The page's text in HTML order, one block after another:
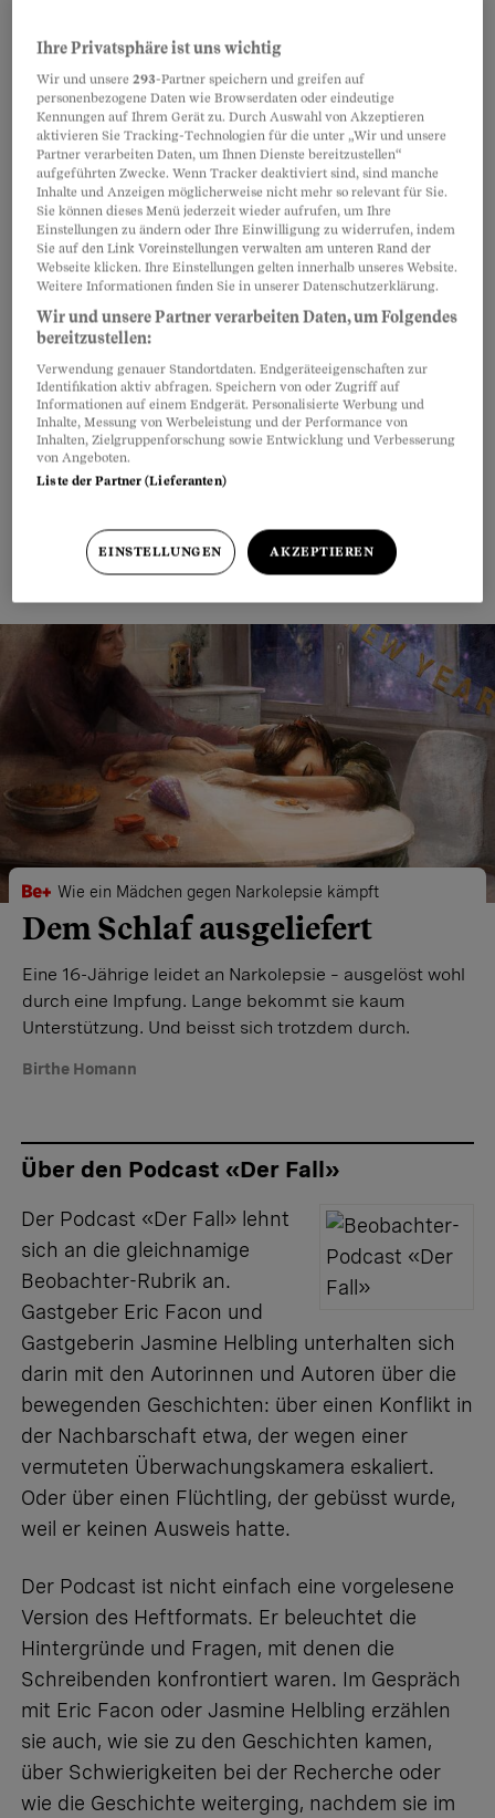
Partnerinhalte
Jetzt folgen, um per E-Mail über neue
Podcast-Folgen informiert zu werden
#Podcast
Lesen Sie hier den Artikel zu diesem Fall
Wie ein Mädchen gegen Narkolepsie kämpft
Dem Schlaf ausgeliefert
Eine 16-Jährige leidet an Narkolepsie – ausgelöst wohl
durch eine Impfung. Lange bekommt sie kaum
Unterstützung. Und beisst sich trotzdem durch.
Birthe Homann
Über den Podcast «Der Fall»
Der Podcast «Der Fall» lehnt
sich an die gleichnamige
Beobachter-Rubrik an.
Gastgeber Eric Facon und
Gastgeberin Jasmine Helbling unterhalten sich
darin mit den Autorinnen und Autoren über die
bewegenden Geschichten: über einen Konflikt in
der Nachbarschaft etwa, der wegen einer
vermuteten Überwachungskamera eskaliert.
Oder über einen Flüchtling, der gebüsst wurde,
weil er keinen Ausweis hatte.
Der Podcast ist nicht einfach eine vorgelesene
Version des Heftformats. Er beleuchtet die
Hintergründe und Fragen, mit denen die
Schreibenden konfrontiert waren. Im Gespräch
mit Eric Facon oder Jasmine Helbling erzählen
sie auch, wie sie zu den Geschichten kamen,
über Schwierigkeiten bei der Recherche oder
wie die Geschichte weiterging, nachdem sie im
Ihre Privatsphäre ist uns wichtig
Wir und unsere293-Partner speichern und greifen auf
personenbezogene Daten wie Browserdaten oder eindeutige
Kennungen auf Ihrem Gerät zu. Durch Auswahl von Akzeptieren
aktivieren Sie Tracking-Technologien für die unter „Wir und unsere
Partner verarbeiten Daten, um Ihnen Dienste bereitzustellen“
aufgeführten Zwecke. Wenn Tracker deaktiviert sind, sind manche
Inhalte und Anzeigen möglicherweise nicht mehr so relevant für Sie.
Sie können dieses Menü jederzeit wieder aufrufen, um Ihre
Einstellungen zu ändern oder Ihre Einwilligung zu widerrufen, indem
Sie auf den Link Voreinstellungen verwalten am unteren Rand der
Webseite klicken. Ihre Einstellungen gelten innerhalb unseres Website.
Weitere Informationen finden Sie in unserer Datenschutzerklärung.
Wir und unsere Partner verarbeiten Daten, um Folgendes
bereitzustellen:
Verwendung genauer Standortdaten. Endgeräteeigenschaften zur
Identifikation aktiv abfragen. Speichern von oder Zugriff auf
Informationen auf einem Endgerät. Personalisierte Werbung und
Inhalte, Messung von Werbeleistung und der Performance von
Inhalten, Zielgruppenforschung sowie Entwicklung und Verbesserung
von Angeboten.
Liste der Partner (Lieferanten)
EINSTELLUNGEN AKZEPTIEREN